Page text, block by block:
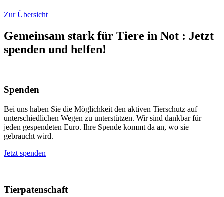
Zur Übersicht
Gemeinsam stark für Tiere in Not : Jetzt
spenden und helfen!
Spenden
Bei uns haben Sie die Möglichkeit den aktiven Tierschutz auf
unterschiedlichen Wegen zu unterstützen. Wir sind dankbar für
jeden gespendeten Euro. Ihre Spende kommt da an, wo sie
gebraucht wird.
Jetzt spenden
Tierpatenschaft